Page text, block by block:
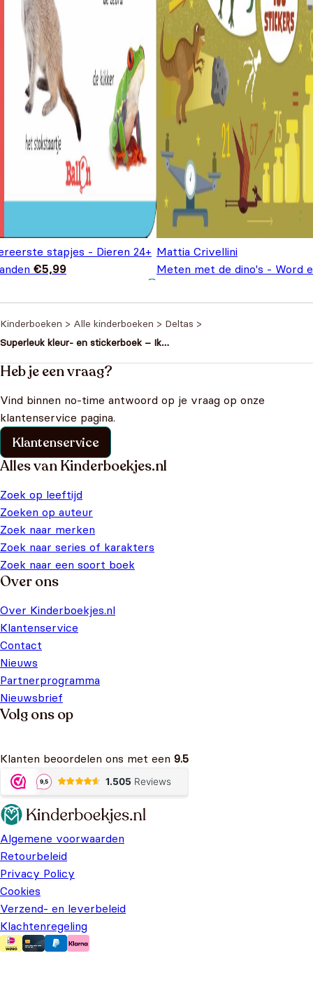
stapjes - Dieren 24+
€5,99
Mattia Crivellini
Meten met de dino's - Word
Kinderboeken > Alle kinderboeken > Deltas >
Superleuk kleur- en stickerboek – Ik
Heb je een vraag?
Vind binnen no-time antwoord op je vraag op onze
klantenservice pagina.
Klantenservice
Alles van Kinderboekjes.nl
Zoek op leeftijd
Zoeken op auteur
Zoek naar merken
Zoek naar series of karakters
Zoek naar een soort boek
Over ons
Over Kinderboekjes.nl
Klantenservice
Contact
Nieuws
Partnerprogramma
Nieuwsbrief
Volg ons op
Klanten beoordelen ons met een 9.5
Algemene voorwaarden
Retourbeleid
Privacy Policy
Cookies
Verzend- en leverbeleid
Klachtenregeling